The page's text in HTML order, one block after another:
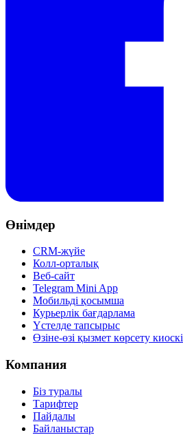
Өнімдер
CRM-жүйе
Колл-орталық
Веб-сайт
Telegram Mini App
Мобильді қосымша
Курьерлік бағдарлама
Үстелде тапсырыс
Өзіне-өзі қызмет көрсету киоскі
Компания
Біз туралы
Тарифтер
Пайдалы
Байланыстар